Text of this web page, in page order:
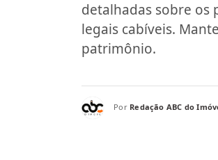
detalhadas sobre os
legais cabíveis.
patrimônio.
Por Redação ABC do